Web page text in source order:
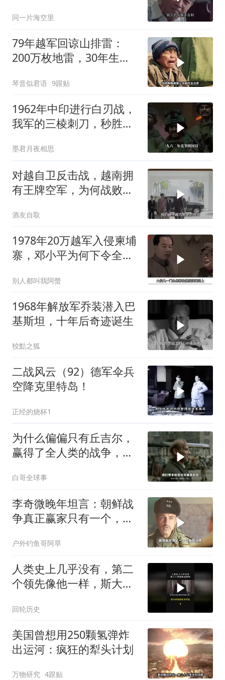
同一片海空里
79年越军回谅山排雷：
200万枚地雷，30年生死
琴音似君语 9跟贴
1962年中印进行白刃战，
我军的三棱刺刀，秒胜印
墨君月夜相思
对越自卫反击战，越南拥
有王牌空军，为何战败也
酒友自取
1978年20万越军入侵柬埔
寨，邓小平为何下令全军
别人都叫我阿螫
1968年解放军乔装潜入巴
基斯坦，十年后奇迹诞生
狡黠之狐
二战风云（92）德军伞兵
空降克里特岛！
正经的烧杯1
为什么偏偏只有丘吉尔，
赢得了全人类的战争，却
白哥全球事
李奇微晚年坦言：朝鲜战
争真正赢家只有一个，不
户外钓鱼哥阿旱
人类史上几乎没有，第二
个领先像他一样，斯大林
回轮历史
美国曾想用250颗氢弹炸
出运河：疯狂的犁头计划
万物研究 4跟贴